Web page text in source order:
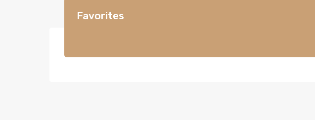
Favorites